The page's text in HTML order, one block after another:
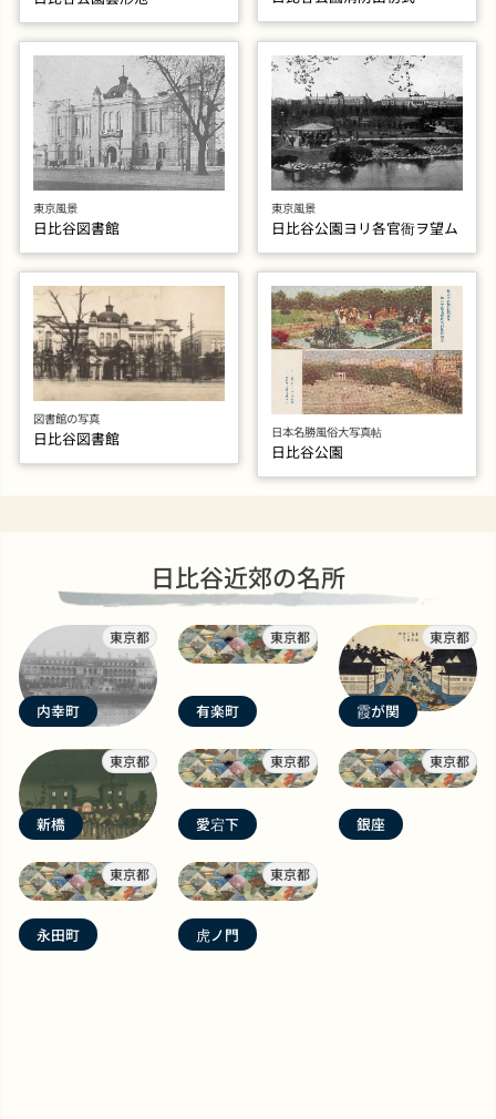
東京風景
日比谷図書館
東京風景
日比谷公園ヨリ各官衙ヲ望ム
図書館の写真
日比谷図書館 日本名勝風俗大写真帖
日比谷公園
日比谷近郊の名所
東京都
内幸町
東京都
有楽町
東京都
霞が関
東京都
新橋
東京都
愛宕下
東京都
銀座
東京都
永田町
東京都
虎ノ門